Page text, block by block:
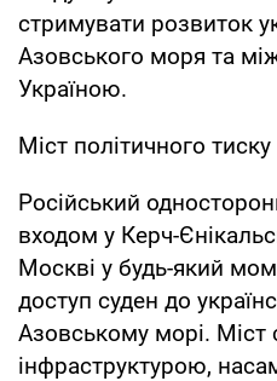
стримувати розвиток
Азовського моря та
Україною.
Міст політичного тиску
Російський
входом у Керч-
Москві у будь-який
доступ суден до
Азовському морі. Міст
інфраструктурою,